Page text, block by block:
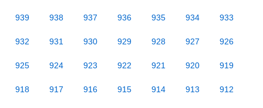
939 938 937 936 935 934 933
932 931 930 929 928 927 926
925 924 923 922 921 920 919
918 917 916 915 914 913 912